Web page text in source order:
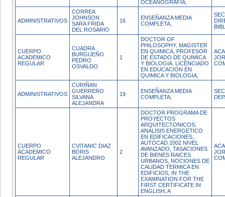
OCEANOGRAFIA,
ADMINISTRATIVOS
CORREA
JOHNSON
SARA FRIDA
DEL ROSARIO
16
ENSEÑANZA MEDIA
COMPLETA,
CUERPO
ACADEMICO
REGULAR
CUADRA
BURGUEÑO
PEDRO
OSVALDO
1
DOCTOR OF
PHILOSOPHY, MAGISTER
EN QUIMICA, PROFESOR
DE ESTADO DE QUIMICA
Y BIOLOGIA, LICENCIADO
EN EDUCACION EN
QUIMICA Y BIOLOGIA,
ADMINISTRATIVOS
CURIÑAN
GUERRERO
SILVANA
ALEJANDRA
19
ENSEÑANZA MEDIA
COMPLETA,
CUERPO
ACADEMICO
REGULAR
CVITANIC DIAZ
BORIS
ALEJANDRO
2
DOCTOR PROGRAMA DE
PROYECTOS
ARQUITECTONICOS,
ANALISIS ENERGETICO
EN EDIFICACIONES,
AUTOCAD 2002 NIVEL
AVANZADO, TASACIONES
DE BIENES RAICES
URBANOS, NOCIONES DE
CALIDAD TERMICA EN
EDIFICIOS, IN THE
EXAMINATION FOR THE
FIRST CERTIFICATE IN
ENGLISH, A